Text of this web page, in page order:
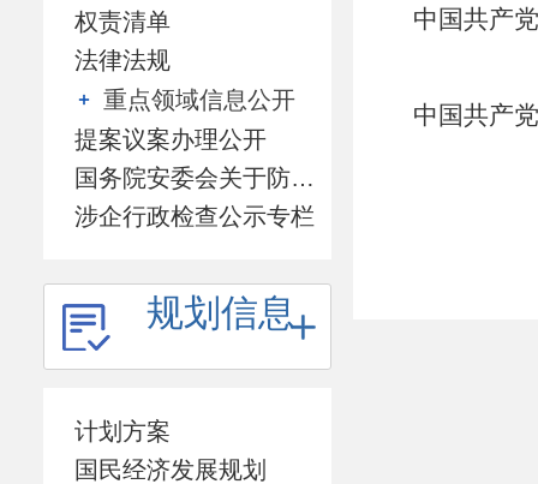
权责清单
法律法规
重点领域信息公开
提案议案办理公开
国务院安委会关于防范遏制矿山领域重特大生产安全事故的硬措施专栏
涉企行政检查公示专栏
规划信息
计划方案
国民经济发展规划
中国共产
中国共产